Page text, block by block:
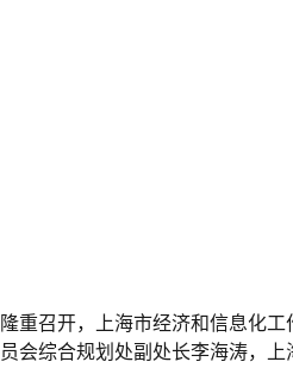
重召开，上海市经济和信息化
综合规划处副处长李海涛，